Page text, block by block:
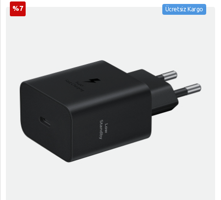
Ücretsiz Kargo
%7